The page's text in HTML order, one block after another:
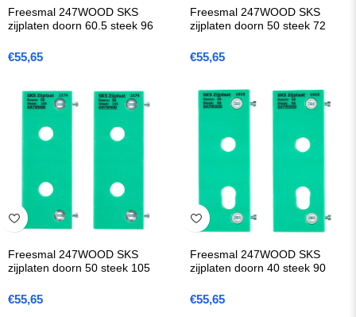
Freesmal 247WOOD SKS
zijplaten doorn 60.5 steek 96
€55,65
Freesmal 247WOOD SKS
zijplaten doorn 50 steek 72
€55,65
Freesmal 247WOOD SKS
zijplaten doorn 50 steek 105
€55,65
Freesmal 247WOOD SKS
zijplaten doorn 40 steek 90
€55,65